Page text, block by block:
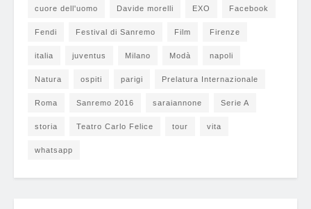
cuore dell'uomo Davide morelli EXO Facebook
Fendi Festival di Sanremo Film Firenze
italia juventus Milano Modà napoli
Natura ospiti parigi Prelatura Internazionale
Roma Sanremo 2016 saraiannone Serie A
storia Teatro Carlo Felice tour vita
whatsapp